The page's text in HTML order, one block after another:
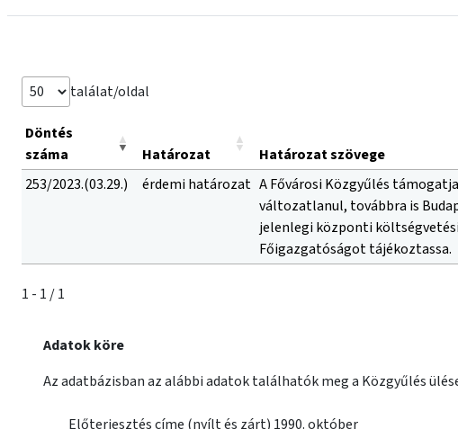
találat/oldal
Döntés
száma
Határozat
Határozat szövege
253/2023.(03.29.)
érdemi határozat A Fővárosi Közgyűlés
változatlanul, továbbra is
jelenlegi központi
Főigazgatóságot tájékoztassa.
1 - 1 / 1
Adatok köre
Az adatbázisban az alábbi adatok találhatók meg a Közgyűlés
Előterjesztés címe (nyílt és zárt) 1990. október